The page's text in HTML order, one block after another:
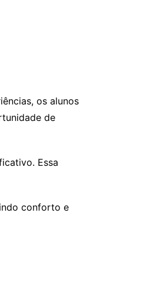
os alunos
de
Essa
conforto e